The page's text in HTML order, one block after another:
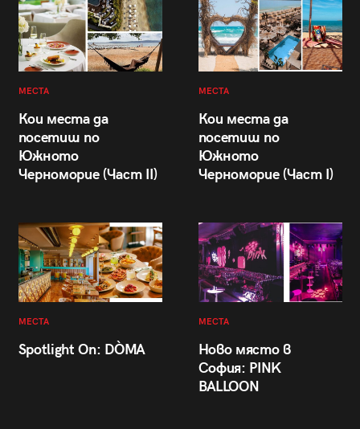
МЕСТА
Кои места да
посетиш по
Южното
Черноморие (Част II)
МЕСТА
Кои места да
посетиш по
Южното
Черноморие (Част I)
МЕСТА
Spotlight On: DÒMA
МЕСТА
Ново място в
София: PINK
BALLOON